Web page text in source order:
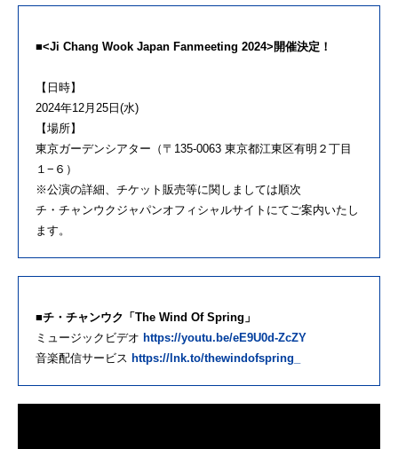
■<Ji Chang Wook Japan Fanmeeting 2024>開催決定！
【日時】
2024年12月25日(水)
【場所】
東京ガーデンシアター（〒135-0063 東京都江東区有明２丁目
１−６）
※公演の詳細、チケット販売等に関しましては順次
チ・チャンウクジャパンオフィシャルサイトにてご案内いたし
ます。
■チ・チャンウク「The Wind Of Spring」
ミュージックビデオ https://youtu.be/eE9U0d-ZcZY
音楽配信サービス https://lnk.to/thewindofspring_